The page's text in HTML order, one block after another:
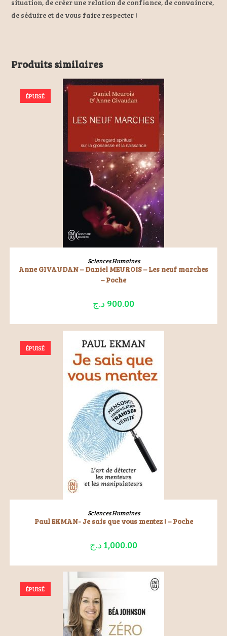
situation, de créer une relation de confiance, de convaincre,
de séduire et de vous faire respecter !
Produits similaires
ÉPUISÉ
LIRE LA SUITE
Sciences Humaines
Anne GIVAUDAN – Daniel MEUROIS – Les neuf marches
– Poche
900.00 د.ج
ÉPUISÉ
LIRE LA SUITE
Sciences Humaines
Paul EKMAN- Je sais que vous mentez ! – Poche
1,000.00 د.ج
ÉPUISÉ